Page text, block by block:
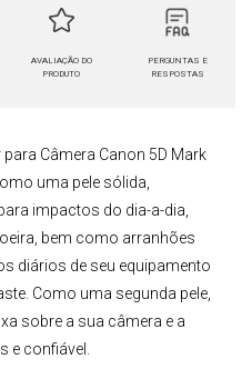
AVALIAÇÃO DO
PRODUTO
PERGUNTAS E
RESPOSTAS
Câmera Canon 5D Mark
uma pele sólida,
impactos do dia-a-dia,
bem como arranhões
diários de seu equipamento
Como uma segunda pele,
sobre a sua câmera e a
e confiável.